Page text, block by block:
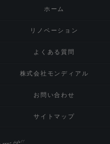
ホーム
リノベーション
よくある質問
株式会社モンディアル
お問い合わせ
サイトマップ